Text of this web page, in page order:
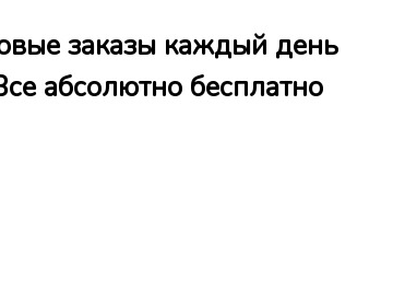
заказы каждый день
абсолютно бесплатно